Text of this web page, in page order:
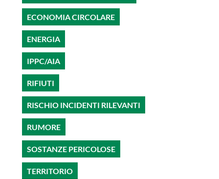
ECONOMIA CIRCOLARE
ENERGIA
IPPC/AIA
RIFIUTI
RISCHIO INCIDENTI RILEVANTI
RUMORE
SOSTANZE PERICOLOSE
TERRITORIO